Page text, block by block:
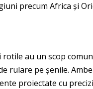
precum Africa și
au un scop
rulare pe șenile.
proiectate cu